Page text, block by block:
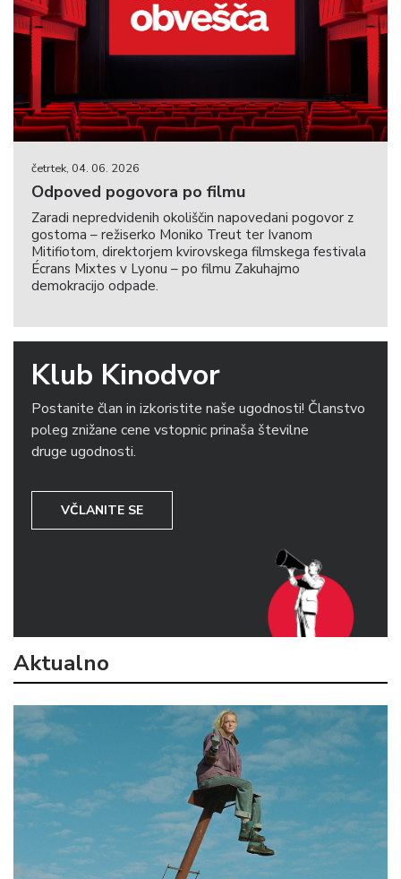
četrtek, 04. 06. 2026
Odpoved pogovora po filmu
Zaradi nepredvidenih okoliščin napovedani pogovor z
gostoma – režiserko Moniko Treut ter Ivanom
Mitifiotom, direktorjem kvirovskega filmskega festivala
Écrans Mixtes v Lyonu – po filmu Zakuhajmo
demokracijo odpade.
Klub Kinodvor
Postanite član in izkoristite naše ugodnosti! Članstvo
poleg znižane cene vstopnic prinaša številne
druge ugodnosti.
VČLANITE SE
Aktualno